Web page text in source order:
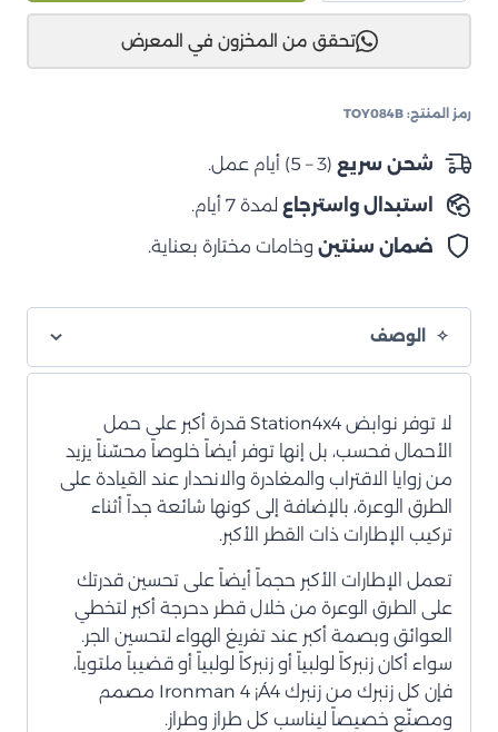
لاندكروزر
سلسلة
زنبرك
لولبي
تحقق من المخزون في المعرض
رمز المنتج: TOY084B
شحن سريع (3 – 5) أيام عمل.
استبدال واسترجاع لمدة 7 أيام.
ضمان سنتين وخامات مختارة بعناية.
الوصف
لا توفر نوابض Station4x4 قدرة أكبر على حمل
الأحمال فحسب، بل إنها توفر أيضاً خلوصاً محسّناً يزيد
من زوايا الاقتراب والمغادرة والانحدار عند القيادة على
الطرق الوعرة، بالإضافة إلى كونها شائعة جداً أثناء
تركيب الإطارات ذات القطر الأكبر.
تعمل الإطارات الأكبر حجماً أيضاً على تحسين قدرتك
على الطرق الوعرة من خلال قطر دحرجة أكبر لتخطي
العوائق وبصمة أكبر عند تفريغ الهواء لتحسين الجر.
سواء أكان زنبركاً لولبياً أو زنبركاً لولبياً أو قضيباً ملتوياً،
فإن كل زنبرك من زنبرك Ironman 4 ¡Á4 مصمم
ومصنّع خصيصاً ليناسب كل طراز وطراز.